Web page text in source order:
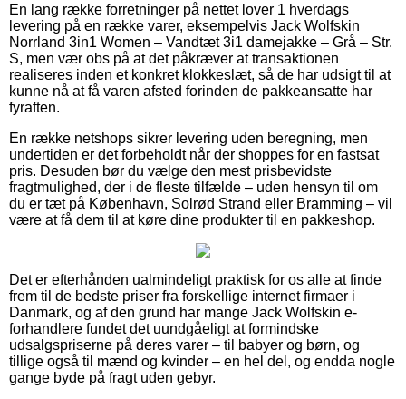
En lang række forretninger på nettet lover 1 hverdags
levering på en række varer, eksempelvis Jack Wolfskin
Norrland 3in1 Women – Vandtæt 3i1 damejakke – Grå – Str.
S, men vær obs på at det påkræver at transaktionen
realiseres inden et konkret klokkeslæt, så de har udsigt til at
kunne nå at få varen afsted forinden de pakkeansatte har
fyraften.
En række netshops sikrer levering uden beregning, men
undertiden er det forbeholdt når der shoppes for en fastsat
pris. Desuden bør du vælge den mest prisbevidste
fragtmulighed, der i de fleste tilfælde – uden hensyn til om
du er tæt på København, Solrød Strand eller Bramming – vil
være at få dem til at køre dine produkter til en pakkeshop.
Det er efterhånden ualmindeligt praktisk for os alle at finde
frem til de bedste priser fra forskellige internet firmaer i
Danmark, og af den grund har mange Jack Wolfskin e-
forhandlere fundet det uundgåeligt at formindske
udsalgspriserne på deres varer – til babyer og børn, og
tillige også til mænd og kvinder – en hel del, og endda nogle
gange byde på fragt uden gebyr.